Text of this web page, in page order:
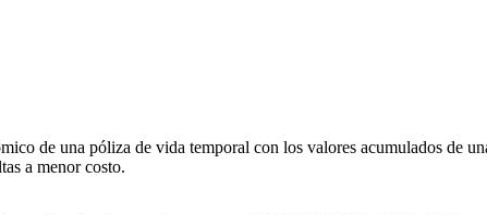
de una póliza de vida temporal con los valores acumulados de
a menor costo.